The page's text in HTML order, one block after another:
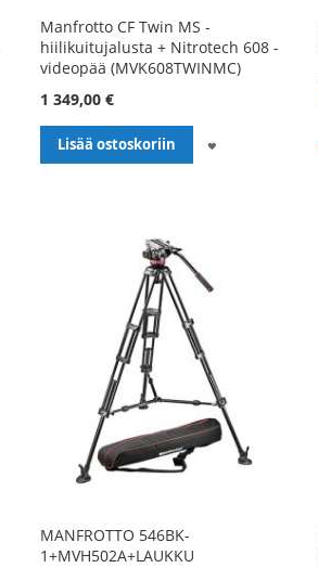
Manfrotto CF Twin MS -
hiilikuitujalusta + Nitrotech 608 -
videopää (MVK608TWINMC)
1 349,00 €
Lisää ostoskoriin
MANFROTTO 546BK-
1+MVH502A+LAUKKU